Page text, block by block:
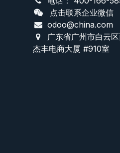
点击联系企业微信
odoo@china.com
广东省广州市白云
杰丰电商大厦 #910室